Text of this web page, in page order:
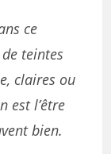
ce
teintes
claires ou
est l’être
bien.